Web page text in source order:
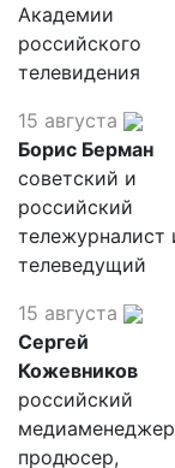
Академии
российского
телевидения
15 августа
Борис Берман
советский и
российский
тележурналист
телеведущий
15 августа
Сергей
Кожевников
российский
продюсер,